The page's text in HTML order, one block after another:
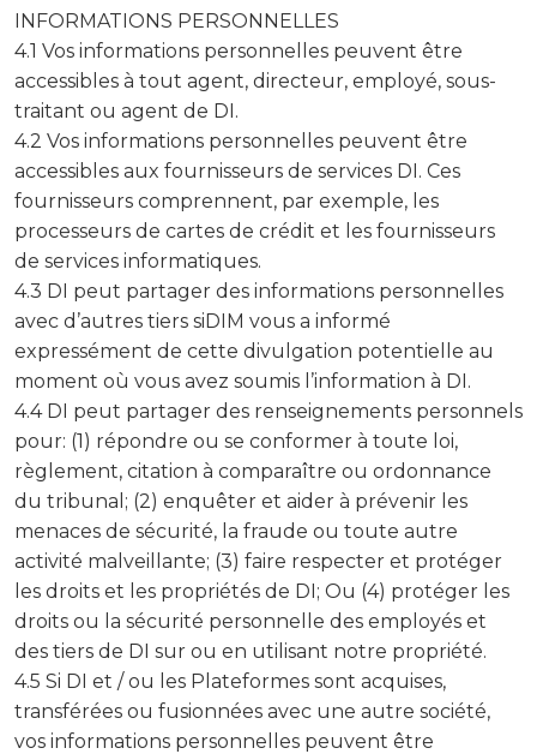
INFORMATIONS PERSONNELLES
4.1 Vos informations personnelles peuvent être
accessibles à tout agent, directeur, employé, sous-
traitant ou agent de DI.
4.2 Vos informations personnelles peuvent être
accessibles aux fournisseurs de services DI. Ces
fournisseurs comprennent, par exemple, les
processeurs de cartes de crédit et les fournisseurs
de services informatiques.
4.3 DI peut partager des informations personnelles
avec d’autres tiers siDIM vous a informé
expressément de cette divulgation potentielle au
moment où vous avez soumis l’information à DI.
4.4 DI peut partager des renseignements personnels
pour: (1) répondre ou se conformer à toute loi,
règlement, citation à comparaître ou ordonnance
du tribunal; (2) enquêter et aider à prévenir les
menaces de sécurité, la fraude ou toute autre
activité malveillante; (3) faire respecter et protéger
les droits et les propriétés de DI; Ou (4) protéger les
droits ou la sécurité personnelle des employés et
des tiers de DI sur ou en utilisant notre propriété.
4.5 Si DI et / ou les Plateformes sont acquises,
transférées ou fusionnées avec une autre société,
vos informations personnelles peuvent être